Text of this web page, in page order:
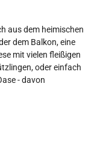
aus dem heimischen
dem Balkon, eine
mit vielen fleißigen
oder einfach
- davon